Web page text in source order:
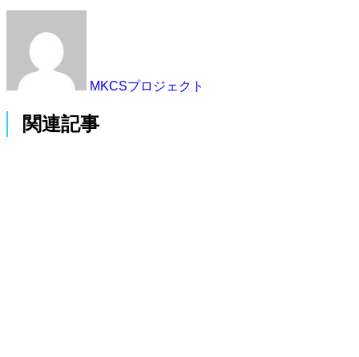
MKCSプロジェクト
関連記事